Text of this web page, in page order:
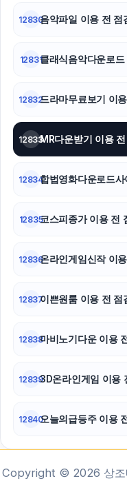
12830음악파일 이용 전
12831클래식음악다운로
12832드라마무료보기 이
12833MR다운받기 이용
12834합법영화다운로드
12835코스피종가 이용
12836온라인게임신작 이
12837이쁜원룸 이용 전
12838마비노기다운 이용
128393D온라인게임 이
12840오늘의급등주 이용
Copyright © 2026 상